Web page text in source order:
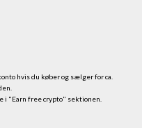
hvis du køber og sælger for ca.
i "Earn free crypto" sektionen.